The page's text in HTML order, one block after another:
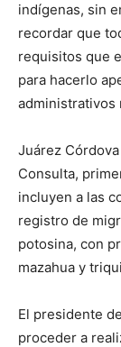
indígenas, sin
recordar que
requisitos que
para hacerlo
administrativos
Juárez
Consulta,
incluyen a las
registro de
potosina, con
mazahua y
El presidente
proceder a